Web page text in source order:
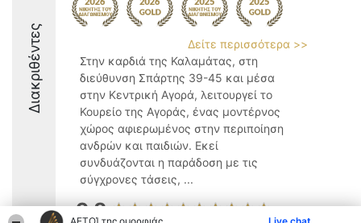
Διακριθέντες
Δείτε περισσότερα >>
Στην καρδιά της Καλαμάτας, στη
διεύθυνση Σπάρτης 39-45 και μέσα
στην Κεντρική Αγορά, λειτουργεί το
Κουρείο της Αγοράς, ένας μοντέρνος
χώρος αφιερωμένος στην περιποίηση
ανδρών και παιδιών. Εκεί
συνδυάζονται η παράδοση με τις
σύγχρονες τάσεις, ...
9.8